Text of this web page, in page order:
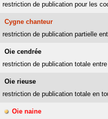
restriction de publication pour les
Cygne chanteur
restriction de publication partielle
Oie cendrée
restriction de publication totale
Oie rieuse
restriction de publication totale en
Oie naine